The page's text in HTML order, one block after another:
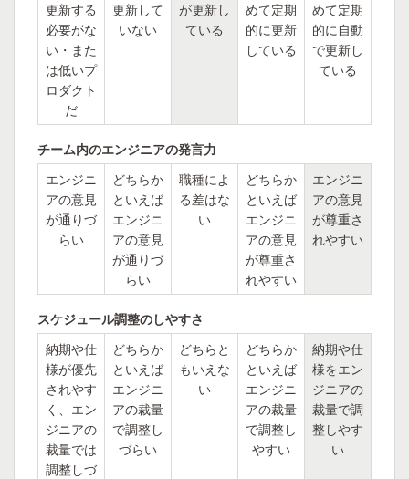
更新する
必要がな
い・また
は低いプ
ロダクト
だ
更新して
いない
が更新し
ている
めて定期
的に更新
している
めて定期
的に自動
で更新し
ている
チーム内のエンジニアの発言力
エンジニ
アの意見
が通りづ
らい
どちらか
といえば
エンジニ
アの意見
が通りづ
らい
職種によ
る差はな
い
どちらか
といえば
エンジニ
アの意見
が尊重さ
れやすい
エンジニ
アの意見
が尊重さ
れやすい
スケジュール調整のしやすさ
納期や仕
様が優先
されやす
く、エン
ジニアの
裁量では
調整しづ
どちらか
といえば
エンジニ
アの裁量
で調整し
づらい
どちらと
もいえな
い
どちらか
といえば
エンジニ
アの裁量
で調整し
やすい
納期や仕
様をエン
ジニアの
裁量で調
整しやす
い